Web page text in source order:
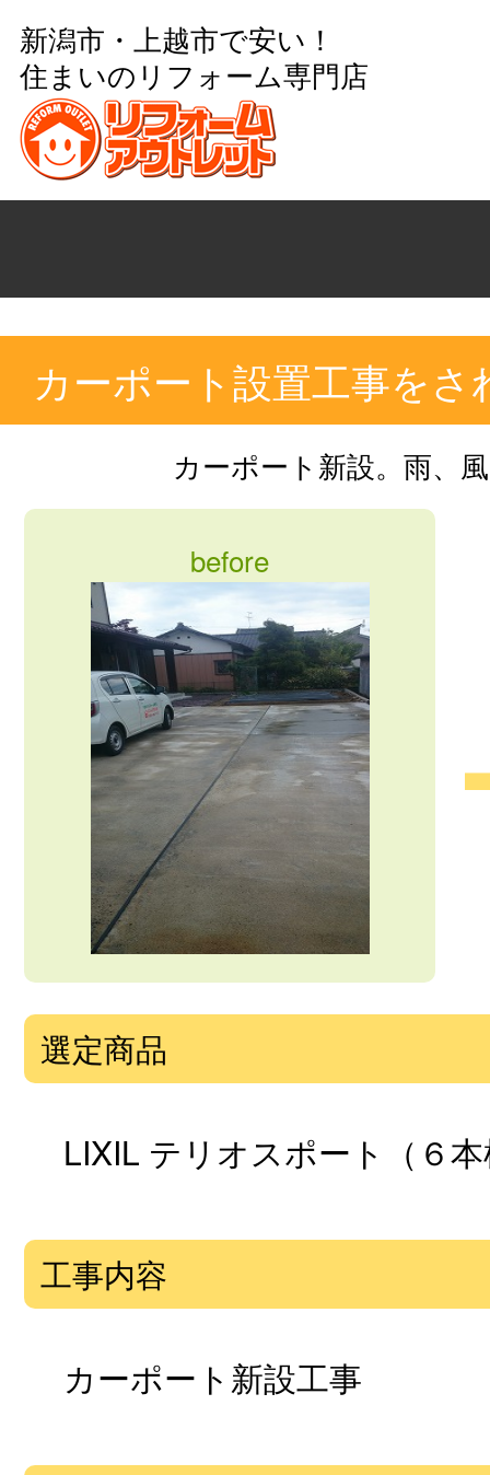
新潟市・上越市で安い！
住まいのリフォーム専門店
カーポート設置工事を
カーポート新設。雨、
before
選定商品
LIXIL テリオスポート（６
工事内容
カーポート新設工事